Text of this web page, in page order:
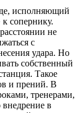
исполняющий
к сопернику.
не
с
удара. Но
собственный
Такое
и прений. В
тренерами,
в